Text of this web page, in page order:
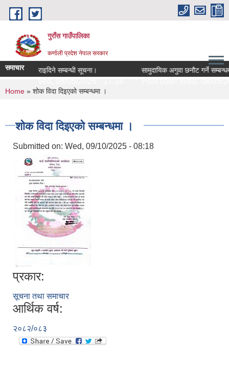
Skip to main content
गुराँस गाउँपालिका
कर्णाली प्रदेश नेपाल सरकार
समाचार
उपलब्ध गराइदिने सम्बन्धी सूचना। सामुदायिक अगुवा छनौट गर्ने
You are here
Home » शोक विदा दिइएको सम्बन्धमा ।
शोक विदा दिइएको सम्बन्धमा ।
Submitted on: Wed, 09/10/2025 - 08:18
प्रकार:
सूचना तथा समाचार
आर्थिक वर्ष:
२०८२/०८३